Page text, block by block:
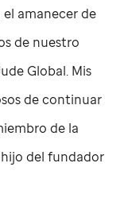
amanecer de
de nuestro
Global. Mis
de continuar
de la
hijo del fundador